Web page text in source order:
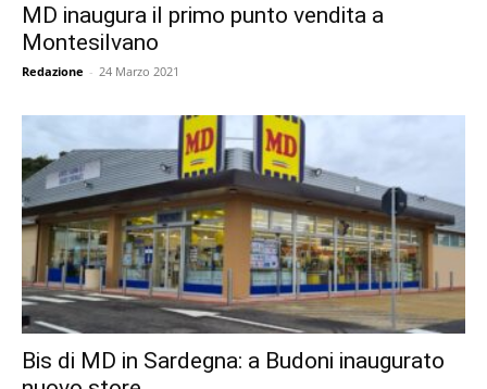
MD inaugura il primo punto vendita a
Montesilvano
Redazione - 24 Marzo 2021
Bis di MD in Sardegna: a Budoni inaugurato